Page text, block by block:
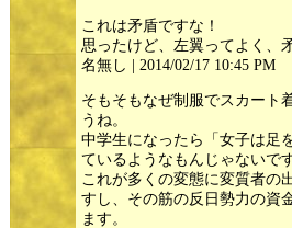
これは矛盾ですな！
思ったけど、左翼ってよく、
名無し | 2014/02/17 10:45 PM
そもそもなぜ制服でスカート
うね。
中学生になったら「女子は足
ているようなもんじゃないで
これが多くの変態に変質者の
すし、その筋の反日勢力の資
ます。